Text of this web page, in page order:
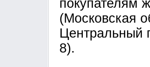
покупателям
(Московская
Центральный
8).